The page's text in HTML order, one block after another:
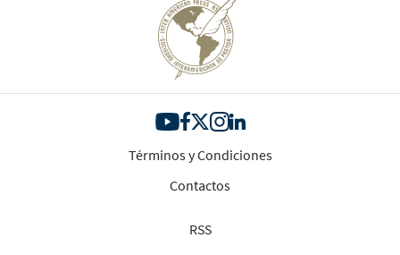
Términos y Condiciones
Contactos
RSS